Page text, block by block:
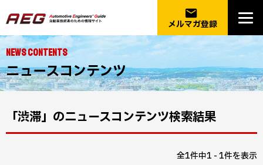
email
メルマガ登録
NEWS CONTENTS
ニュースコンテンツ
「渋滞」のニュースコンテンツ検索結果
全1件中1 - 1件を表示